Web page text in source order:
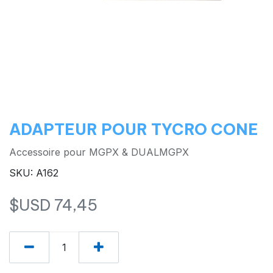
ADAPTEUR POUR TYCRO CONE
Accessoire pour MGPX & DUALMGPX
SKU: A162
$USD 74,45